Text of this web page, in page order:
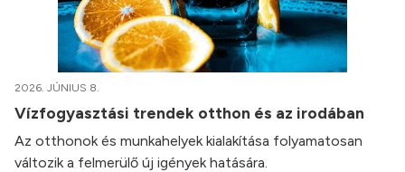
2026. JÚNIUS 8.
Vízfogyasztási trendek otthon és az irodában
Az otthonok és munkahelyek kialakítása folyamatosan
változik a felmerülő új igények hatására.